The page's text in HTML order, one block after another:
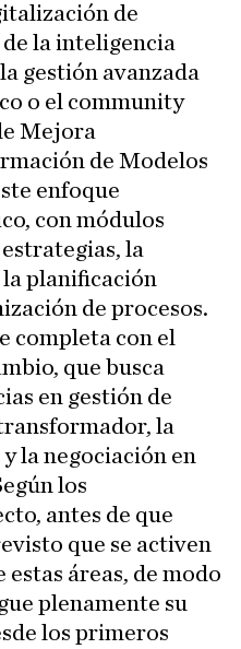
de
la inteligencia
gestión avanzada
o el community
Mejora
de Modelos
enfoque
con módulos
la
planificación
de procesos.
completa con el
que busca
en gestión de
la
la negociación en
los
antes de que
que se activen
áreas, de modo
plenamente su
los primeros